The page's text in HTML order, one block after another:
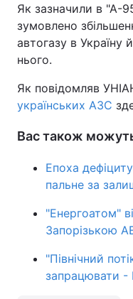
Як зазначили в "А-
зумовлено
автогазу в Україну
нього.
Як повідомляв
українських АЗС
Вас також
Епоха
пальне за
"Енергоатом"
Запорізькою
"Північний
запрацювати -